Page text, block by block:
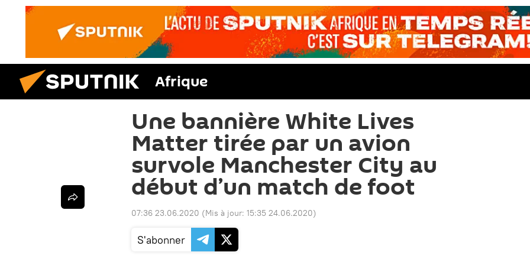
Afrique
Une bannière White Lives
Matter tirée par un avion
survole Manchester City au
début d’un match de foot
07:36 23.06.2020 (Mis à jour: 15:35 24.06.2020)
S'abonner